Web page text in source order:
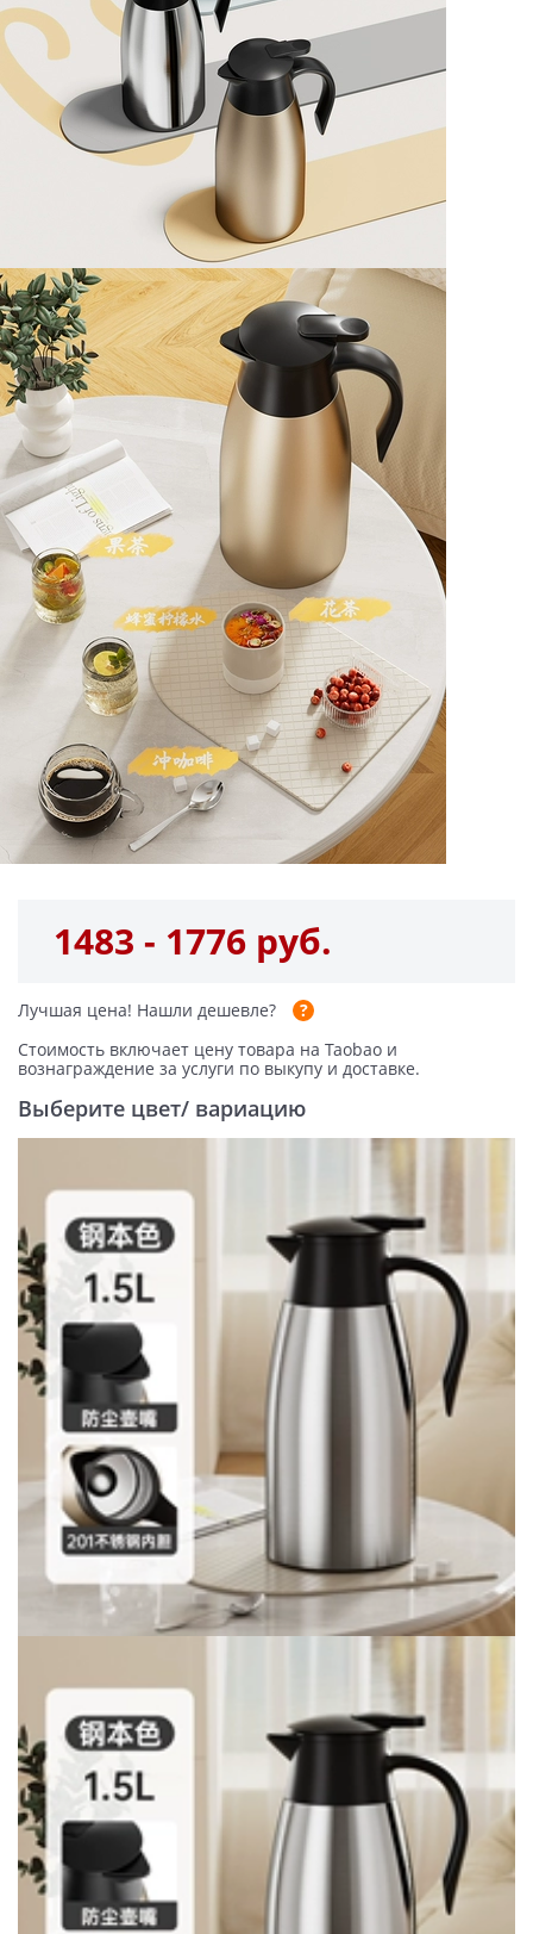
1483 - 1776 руб.
Лучшая цена! Нашли дешевле?
Стоимость включает цену товара на Taobao и
вознаграждение за услуги по выкупу и доставке.
Выберите цвет/ вариацию